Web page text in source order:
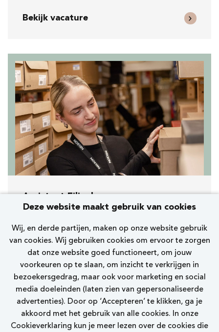
Deze website maakt gebruik van cookies
Wij, en derde partijen, maken op onze website gebruik
van cookies. Wij gebruiken cookies om ervoor te zorgen
dat onze website goed functioneert, om jouw
voorkeuren op te slaan, om inzicht te verkrijgen in
bezoekersgedrag, maar ook voor marketing en social
media doeleinden (laten zien van gepersonaliseerde
advertenties). Door op ‘Accepteren’ te klikken, ga je
akkoord met het gebruik van alle cookies. In onze
Cookieverklaring kun je meer lezen over de cookies die
Bekijk vacature
Assistent Filiaalmanager
Nelson
32 uur
Bekijk vacature